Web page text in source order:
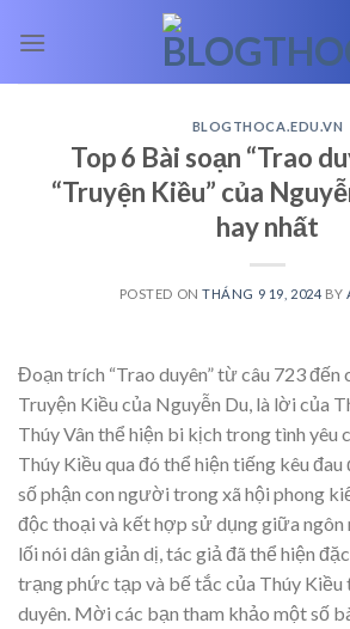
BLOGTHOCA.EDU.VN
Top 6 Bài soạn “Trao
“Truyện Kiều” của
hay nhất
POSTED ONTHÁNG 9 19, 2024 BY
Đoạn trích “Trao duyên” từ câu 723 đến
Truyện Kiều của Nguyễn Du, là lời của
Thúy Vân thể hiện bi kịch trong tình yêu
Thúy Kiều qua đó thể hiện tiếng kêu
số phận con người trong xã hội phong
độc thoại và kết hợp sử dụng giữa
lối nói dân giản dị, tác giả đã thể hiện
trạng phức tạp và bế tắc của Thúy Kiều
duyên. Mời các bạn tham khảo một số